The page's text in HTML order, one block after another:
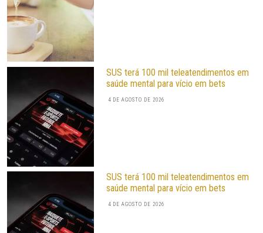
SUS terá 100 mil teleatendimentos em
saúde mental para vício em bets
4 DE AGOSTO DE 2026
SUS terá 100 mil teleatendimentos em
saúde mental para vício em bets
4 DE AGOSTO DE 2026